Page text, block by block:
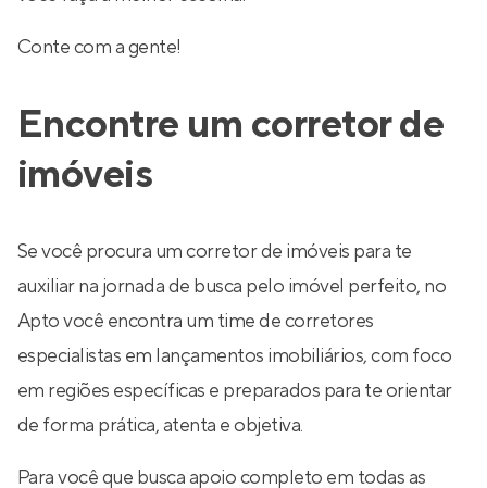
Conte com a gente!
Encontre um corretor de
imóveis
Se você procura um corretor de imóveis para te
auxiliar na jornada de busca pelo imóvel perfeito, no
Apto você encontra um time de corretores
especialistas em lançamentos imobiliários, com foco
em regiões específicas e preparados para te orientar
de forma prática, atenta e objetiva.
Para você que busca apoio completo em todas as